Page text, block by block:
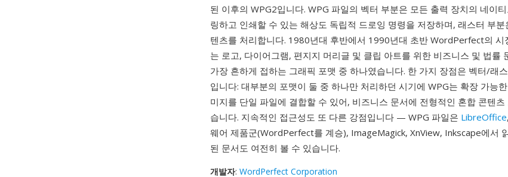
된 이후의 WPG2입니다. WPG 파일의 벡터 부분은 모든 출력 장치의 네이
링하고 인쇄할 수 있는 해상도 독립적 드로잉 명령을 저장하며, 래스터 부
텐츠를 처리합니다. 1980년대 후반에서 1990년대 초반 WordPerfect의 시
는 로고, 다이어그램, 편지지 머리글 및 클립 아트를 위한 비즈니스 및 법률
가장 흔하게 접하는 그래픽 포맷 중 하나였습니다. 한 가지 장점은 벡터/래
입니다: 대부분의 포맷이 둘 중 하나만 처리하던 시기에 WPG는 확장 가능
미지를 단일 파일에 결합할 수 있어, 비즈니스 문서에 전형적인 혼합 콘텐
습니다. 지속적인 접근성도 또 다른 강점입니다 — WPG 파일은 LibreOffice
웨어 제품군(WordPerfect를 계승), ImageMagick, XnView, Inkscape에서
된 문서도 여전히 볼 수 있습니다.
개발자: WordPerfect Corporation